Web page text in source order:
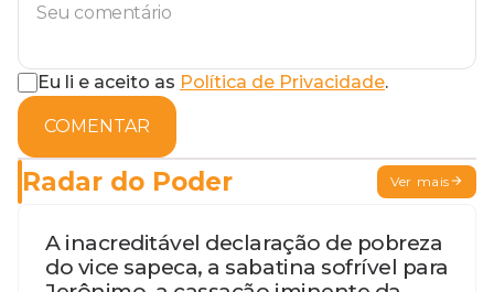
Eu li e aceito as Política de Privacidade.
COMENTAR
Radar do Poder Ver mais
A inacreditável declaração de pobreza
do vice sapeca, a sabatina sofrível para